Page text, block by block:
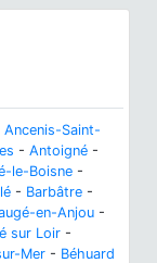
Ancenis-Saint-
- Antoigné -
le-Boisne -
- Barbâtre -
en-Anjou -
sur Loir -
Mer - Béhuard